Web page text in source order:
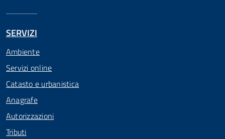
SERVIZI
Ambiente
Servizi online
Catasto e urbanistica
Anagrafe
Autorizzazioni
Tributi